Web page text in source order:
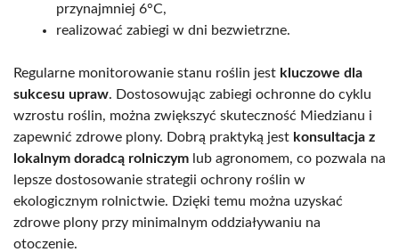
przynajmniej 6°C,
realizować zabiegi w dni bezwietrzne.
Regularne monitorowanie stanu roślin jest kluczowe dla
sukcesu upraw. Dostosowując zabiegi ochronne do cyklu
wzrostu roślin, można zwiększyć skuteczność Miedzianu i
zapewnić zdrowe plony. Dobrą praktyką jest konsultacja z
lokalnym doradcą rolniczym lub agronomem, co pozwala na
lepsze dostosowanie strategii ochrony roślin w
ekologicznym rolnictwie. Dzięki temu można uzyskać
zdrowe plony przy minimalnym oddziaływaniu na
otoczenie.